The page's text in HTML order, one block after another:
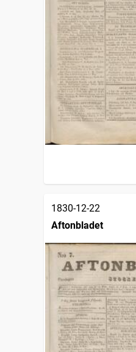
1830-12-22
Aftonbladet